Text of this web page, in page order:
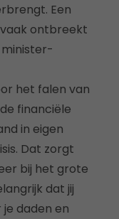
Een
ontbreekt
het falen van
financiële
in eigen
Dat zorgt
bij het grote
dat jij
daden en